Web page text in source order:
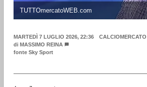
TUTTOmercatoWEB.com
MARTEDÌ 7 LUGLIO 2026, 22:36
CALCIOMERCATO
di MASSIMO REINA
fonte Sky Sport